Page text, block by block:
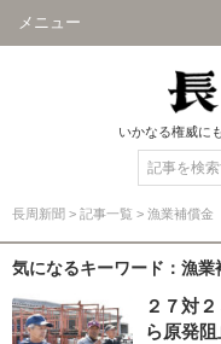
メニュー
いかなる権威に
長周新聞 > 記事一覧 > 漁業補償金
気になるキーワード：漁業
２７対
ら原発阻